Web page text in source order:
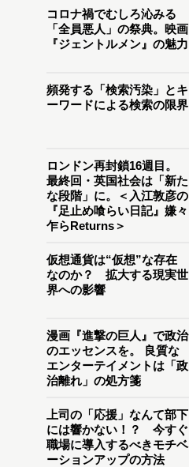
コロナ禍でむしろ沁みる
「全員悪人」の祭典。映画
『ジェントルメン』の魅力
頻発する「検索汚染」とキ
ーワードによる検索の限界
ロンドン再封鎖16週目。
最終回・英国社会は「新た
な段階」に。＜入江敦彦の
『足止め喰らい日記』嫌々
乍らReturns＞
仮想通貨は“仮想”な存在
なのか？ 拡大する現実世
界への影響
漫画『進撃の巨人』で政治
のエッセンスを。 良質な
エンターテイメントは「政
治離れ」の処方箋
上司の「応援」なんて部下
には響かない！？ 今すぐ
職場に導入するべきモチベ
ーションアップの方法